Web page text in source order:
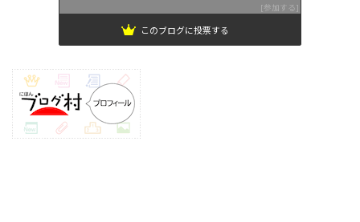
参加する
このブログに投票する